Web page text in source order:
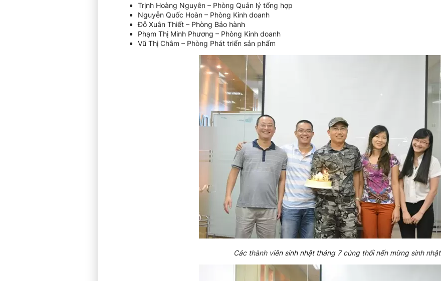
Trịnh Hoàng Nguyên – Phòng Quản lý tổng hợp
Nguyễn Quốc Hoàn – Phòng Kinh doanh
Đỗ Xuân Thiết – Phòng Bảo hành
Phạm Thị Minh Phương – Phòng Kinh doanh
Vũ Thị Châm – Phòng Phát triển sản phẩm
Các thành viên sinh nhật tháng 7 cùng thổi nến mừng sinh nhật